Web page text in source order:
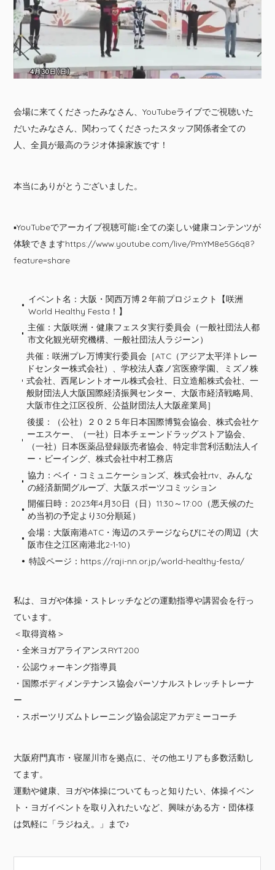
会場に来てくださったみなさん、YouTubeライブでご視聴いた
だいたみなさん、関わってくださったスタッフ関係者全ての
人、全員が最高のラジオ体操家族です！
本当にありがとうございました。
▪️YouTubeでアーカイブ視聴可能↓全ての楽しい健康コンテンツが
体験できますhttps://www.youtube.com/live/PmYM8e5G6q8?
feature=share
イベント名：大阪・関西万博２年前プロジェクト【咲洲
World Healthy Festa！】
主催：大阪咲洲・健康フェスタ実行委員会（一般社団法人都
市文化観光研究機構、一般社団法人ラジーン）
共催：咲洲プレ万博実行委員会［ATC（アジア太平洋トレー
ドセンター株式会社）、学校法人森ノ宮医療学園、ミズノ株
式会社、西尾レントオール株式会社、日立造船株式会社、一
般財団法人大阪国際経済振興センター、大阪市経済戦略局、
大阪市住之江区役所、公益財団法人大阪産業局］
後援：（公社）２０２５年日本国際博覧会協会、株式会社ケ
ーエスケー、（一社）日本チェーンドラッグストア協会、
（一社）日本医薬品登録販売者協会、特定非営利活動法人イ
ー・ビーイング、株式会社中村工務店
協力：ベイ・コミュニケーションズ、株式会社rtv、みんな
の経済新聞グループ、大阪スポーツコミッション
開催日時：2023年4月30日（日）11:30～17:00（悪天候のた
め当初の予定より30分順延）
会場：大阪南港ATC・海辺のステージならびにその周辺（大
阪市住之江区南港北2-1-10）
特設ページ： https://raji-nn.or.jp/world-healthy-festa/
私は、ヨガや体操・ストレッチなどの運動指導や講習会を行っ
ています。
＜取得資格＞
・全米ヨガアライアンスRYT200
・公認ウォーキング指導員
・国際ボディメンテナンス協会パーソナルストレッチトレーナ
ー
・スポーツリズムトレーニング協会認定アカデミーコーチ
大阪府門真市・寝屋川市を拠点に、その他エリアも多数活動し
てます。
運動や健康、ヨガや体操についてもっと知りたい、体操イベン
ト・ヨガイベントを取り入れたいなど、興味がある方・団体様
は気軽に「ラジねえ。」まで♪